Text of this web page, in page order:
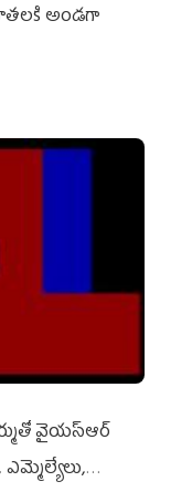
అండగా
వైయ‌స్ఆర్